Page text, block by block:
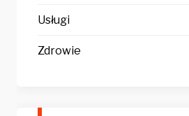
Usługi
Zdrowie